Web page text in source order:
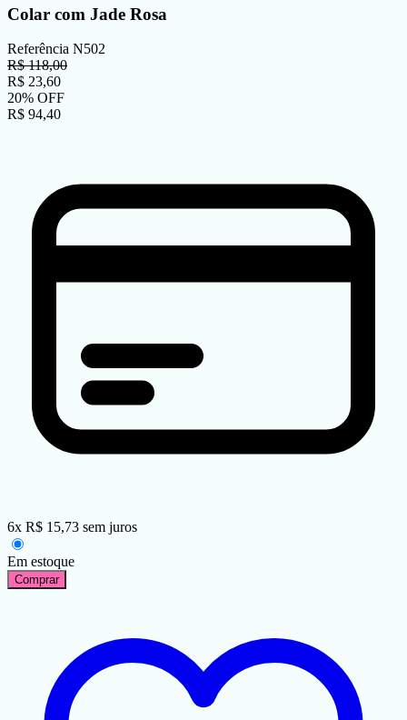
Colar com Jade Rosa
Referência N502
R$118,00
R$ 23,60
20% OFF
R$ 94,40
6x R$ 15,73 sem juros
Em estoque
Comprar